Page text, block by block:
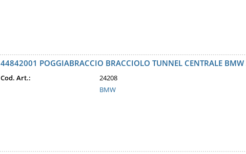
44842001 POGGIABRACCIO BRACCIOLO TUNNEL CENTRALE
Cod. Art.:
24208
BMW